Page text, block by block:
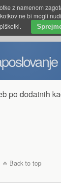
po dodatnih
Back to top
z namenom
ne bi mogli